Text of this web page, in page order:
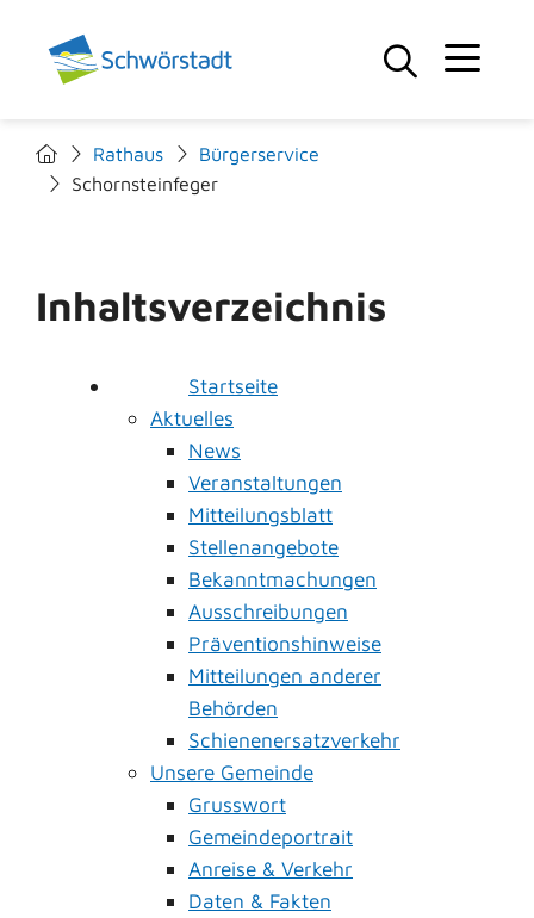
Rathaus
Bürgerservice
Schornsteinfeger
Inhaltsverzeichnis
Startseite
Aktuelles
News
Veranstaltungen
Mitteilungsblatt
Stellenangebote
Bekanntmachungen
Ausschreibungen
Präventionshinweise
Mitteilungen anderer
Behörden
Schienenersatzverkehr
Unsere Gemeinde
Grusswort
Gemeindeportrait
Anreise & Verkehr
Daten & Fakten